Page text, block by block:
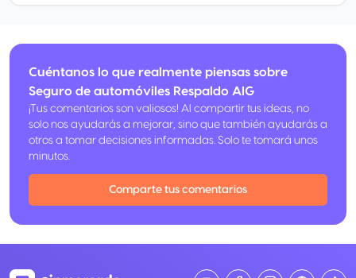
Cuéntanos lo que realmente piensas sobre
Seguro de automóviles Respaldo AIG
¡Tus comentarios son valiosos! Al compartir tus ideas, no
solo nos ayudarás a mejorar, sino que también ayudarás a
otros a tomar decisiones informadas. Solo te tomará unos
minutos.
Comparte tus comentarios